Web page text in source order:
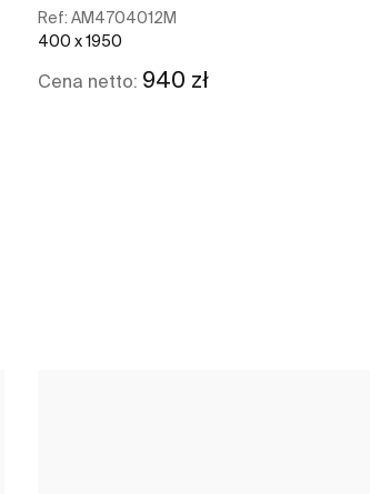
Ref:AM4704012M
400 x 1950
Cena netto: 940 zł